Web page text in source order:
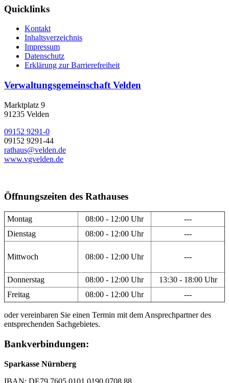
Quicklinks
Kontakt
Inhaltsverzeichnis
Impressum
Datenschutz
Erklärung zur Barrierefreiheit
Verwaltungsgemeinschaft Velden
Marktplatz 9
91235 Velden
09152 9291-0
09152 9291-44
rathaus@velden.de
www.vgvelden.de
Öffnungszeiten des Rathauses
Montag 08:00 - 12:00 Uhr
---
Dienstag
08:00 - 12:00 Uhr ---
Mittwoch 08:00 - 12:00 Uhr ---
Donnerstag 08:00 - 12:00 Uhr
13:30 - 18:00 Uhr
Freitag
08:00 - 12:00 Uhr ---
oder vereinbaren Sie einen Termin mit dem Ansprechpartner des
entsprechenden Sachgebietes.
Bankverbindungen:
Sparkasse Nürnberg
IBAN: DE79 7605 0101 0190 0708 88